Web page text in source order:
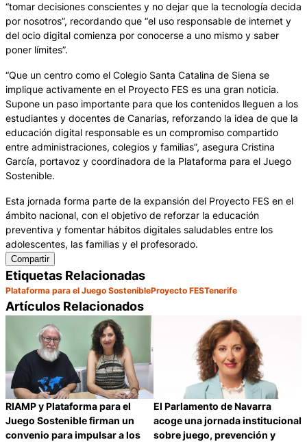
“tomar decisiones conscientes y no dejar que la tecnología decida
por nosotros”, recordando que “el uso responsable de internet y
del ocio digital comienza por conocerse a uno mismo y saber
poner límites”.
“Que un centro como el Colegio Santa Catalina de Siena se
implique activamente en el Proyecto FES es una gran noticia.
Supone un paso importante para que los contenidos lleguen a los
estudiantes y docentes de Canarias, reforzando la idea de que la
educación digital responsable es un compromiso compartido
entre administraciones, colegios y familias”, asegura Cristina
García, portavoz y coordinadora de la Plataforma para el Juego
Sostenible.
Esta jornada forma parte de la expansión del Proyecto FES en el
ámbito nacional, con el objetivo de reforzar la educación
preventiva y fomentar hábitos digitales saludables entre los
adolescentes, las familias y el profesorado.
Compartir
Etiquetas Relacionadas
Plataforma para el Juego SostenibleProyecto FESTenerife
Artículos Relacionados
RIAMP y Plataforma para el
Juego Sostenible firman un
convenio para impulsar a los
El Parlamento de Navarra
acoge una jornada institucional
sobre juego, prevención y